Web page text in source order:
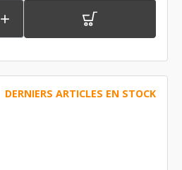

DERNIERS ARTICLES EN STOCK